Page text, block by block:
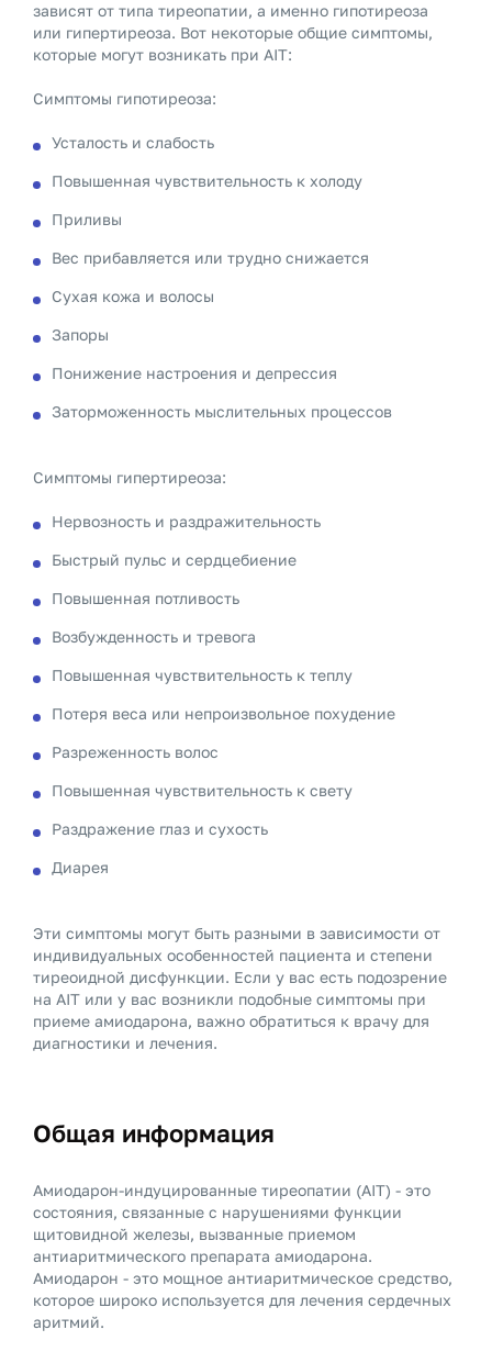
зависят от типа тиреопатии, а именно гипотиреоза
или гипертиреоза. Вот некоторые общие симптомы,
которые могут возникать при AIT:
Симптомы гипотиреоза:
Усталость и слабость
Повышенная чувствительность к холоду
Приливы
Вес прибавляется или трудно снижается
Сухая кожа и волосы
Запоры
Понижение настроения и депрессия
Заторможенность мыслительных процессов
Симптомы гипертиреоза:
Нервозность и раздражительность
Быстрый пульс и сердцебиение
Повышенная потливость
Возбужденность и тревога
Повышенная чувствительность к теплу
Потеря веса или непроизвольное похудение
Разреженность волос
Повышенная чувствительность к свету
Раздражение глаз и сухость
Диарея
Эти симптомы могут быть разными в зависимости от
индивидуальных особенностей пациента и степени
тиреоидной дисфункции. Если у вас есть подозрение
на AIT или у вас возникли подобные симптомы при
приеме амиодарона, важно обратиться к врачу для
диагностики и лечения.
Общая информация
Амиодарон-индуцированные тиреопатии (AIT) - это
состояния, связанные с нарушениями функции
щитовидной железы, вызванные приемом
антиаритмического препарата амиодарона.
Амиодарон - это мощное антиаритмическое средство,
которое широко используется для лечения сердечных
аритмий.